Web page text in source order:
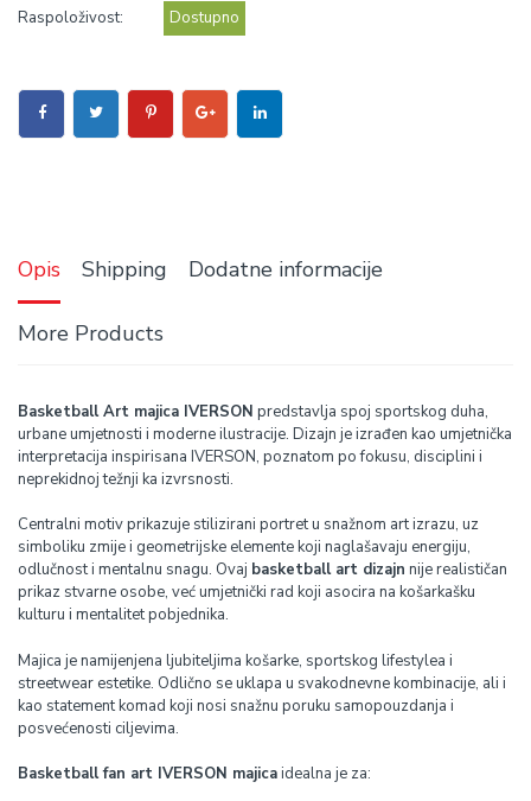
Raspoloživost: Dostupno
Opis Shipping Dodatne informacije
More Products
Basketball Art majica IVERSON predstavlja spoj sportskog duha,
urbane umjetnosti i moderne ilustracije. Dizajn je izrađen kao umjetnička
interpretacija inspirisana IVERSON, poznatom po fokusu, disciplini i
neprekidnoj težnji ka izvrsnosti.
Centralni motiv prikazuje stilizirani portret u snažnom art izrazu, uz
simboliku zmije i geometrijske elemente koji naglašavaju energiju,
odlučnost i mentalnu snagu. Ovaj basketball art dizajn nije realističan
prikaz stvarne osobe, već umjetnički rad koji asocira na košarkašku
kulturu i mentalitet pobjednika.
Majica je namijenjena ljubiteljima košarke, sportskog lifestylea i
streetwear estetike. Odlično se uklapa u svakodnevne kombinacije, ali i
kao statement komad koji nosi snažnu poruku samopouzdanja i
posvećenosti ciljevima.
Basketball fan art IVERSON majicaidealna je za: